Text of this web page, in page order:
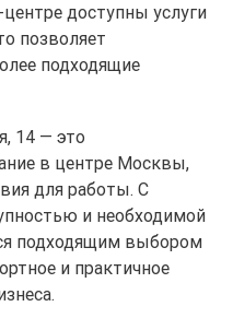
доступны услуги
позволяет
подходящие
14 — это
в центре Москвы,
для работы. С
и необходимой
подходящим выбором
и практичное